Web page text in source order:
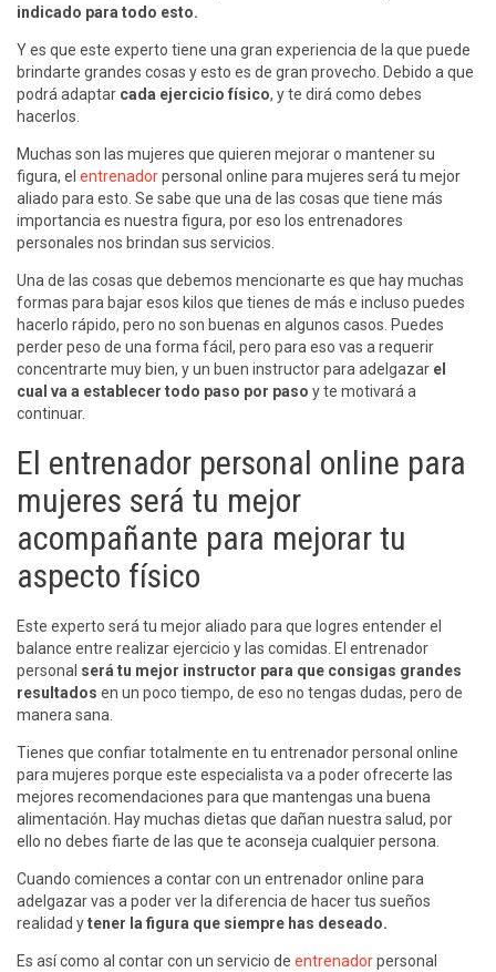
indicado para todo esto.
Y es que este experto tiene una gran experiencia de la que puede
brindarte grandes cosas y esto es de gran provecho. Debido a que
podrá adaptar cada ejercicio físico, y te dirá como debes
hacerlos.
Muchas son las mujeres que quieren mejorar o mantener su
figura, el entrenadorpersonal online para mujeres será tu mejor
aliado para esto. Se sabe que una de las cosas que tiene más
importancia es nuestra figura, por eso los entrenadores
personales nos brindan sus servicios.
Una de las cosas que debemos mencionarte es que hay muchas
formas para bajar esos kilos que tienes de más e incluso puedes
hacerlo rápido, pero no son buenas en algunos casos. Puedes
perder peso de una forma fácil, pero para eso vas a requerir
concentrarte muy bien, y un buen instructor para adelgazar el
cual va a establecer todo paso por paso y te motivará a
continuar.
El entrenador personal online para
mujeres será tu mejor
acompañante para mejorar tu
aspecto físico
Este experto será tu mejor aliado para que logres entender el
balance entre realizar ejercicio y las comidas. El entrenador
personal será tu mejor instructor para que consigas grandes
resultados en un poco tiempo, de eso no tengas dudas, pero de
manera sana.
Tienes que confiar totalmente en tu entrenador personal online
para mujeres porque este especialista va a poder ofrecerte las
mejores recomendaciones para que mantengas una buena
alimentación. Hay muchas dietas que dañan nuestra salud, por
ello no debes fiarte de las que te aconseja cualquier persona.
Cuando comiences a contar con un entrenador online para
adelgazar vas a poder ver la diferencia de hacer tus sueños
realidad ytener la figura que siempre has deseado.
Es así como al contar con un servicio de entrenadorpersonal